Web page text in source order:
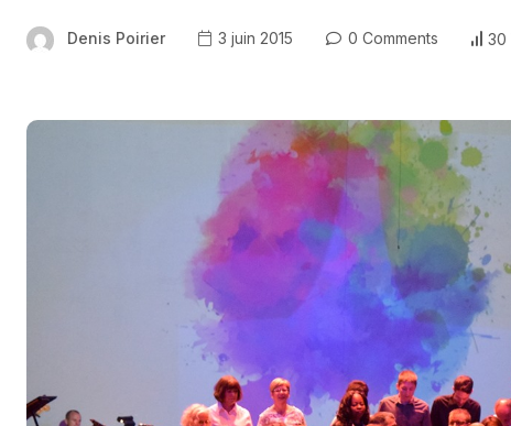
Denis Poirier 3 juin 2015 0 Comments 30